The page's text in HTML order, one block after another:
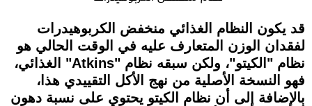
قد يكون النظام الغذائي منخفض الكربوهيدرات
لفقدان الوزن المتعارف عليه في الوقت الحالي هو
نظام "الكيتو"، ولكن سبقه نظام "Atkins" الغذائي،
فهو النسخة الأصلية من نهج الأكل التقييدي هذا،
بالإضافة إلى أن نظام الكيتو يحتوي على نسبة دهون